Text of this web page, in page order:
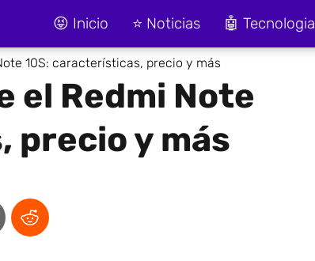
😝 Inicio ⭐ Noticias 🤖 Tecnologia
10S: características, precio y más
el Redmi Note
precio y más